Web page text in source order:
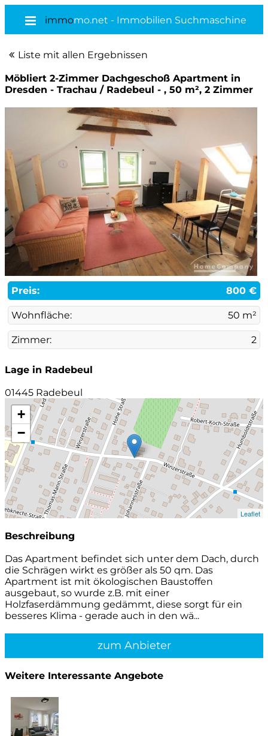
immomo.net - Immobilien Suchmaschine
Liste mit allen Ergebnissen
Möbliert 2-Zimmer Dachgeschoß Apartment in
Dresden - Trachau / Radebeul - , 50 m², 2 Zimmer
Preis: 800 €
Wohnfläche: 50 m²
Zimmer: 2
Lage in Radebeul
01445 Radebeul
+
−
Leaflet
Beschreibung
Das Apartment befindet sich unter dem Dach, durch
die Schrägen wirkt es größer als 50 qm. Das
Apartment ist mit ökologischen Baustoffen
ausgebaut, so wurde z.B. mit einer
Holzfaserdämmung gedämmt, diese sorgt für ein
besseres Klima - gerade auch in den wä...
zum Anbieter
Weitere Interessante Angebote